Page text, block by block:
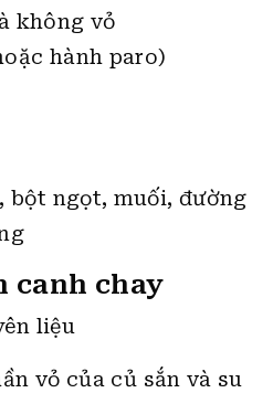
không vỏ
hành paro)
bột ngọt, muối, đường
canh chay
liệu
vỏ của củ sắn và su